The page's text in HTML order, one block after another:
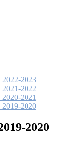
2022-2023
2021-2022
2021
2019-2020
2020